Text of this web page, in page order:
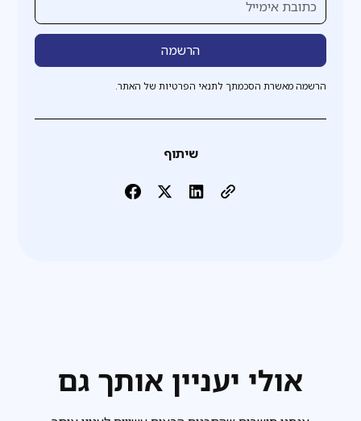
הרשמה מאשרת הסכמתך לתנאי הפרטיות של האתר.
שיתוף
אולי יעניין אותך גם